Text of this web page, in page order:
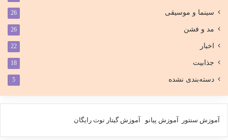
سینما و موسیقی 26
مد و فشن 26
اخبار 22
جذابیت 18
دسته‌بندی نشده 5
آموزش سنتور آموزش پیانو آموزش گیتار نوت رایگان